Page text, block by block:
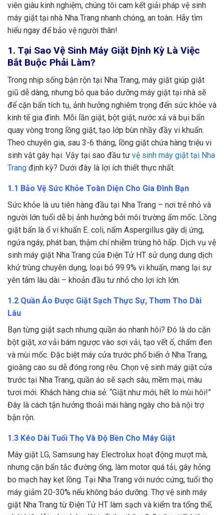
viên giàu kinh nghiệm, chúng tôi cam kết giải pháp vệ sinh
máy giặt tại nhà Nha Trang nhanh chóng, an toàn. Hãy tìm
hiểu ngay để bảo vệ người thân!
1. Tại Sao Vệ Sinh Máy Giặt Định Kỳ Là Việc
Bắt Buộc Phải Làm?
Trong nhịp sống bận rộn tại Nha Trang, máy giặt giúp giặt
giũ dễ dàng, nhưng bỏ qua bảo dưỡng máy giặt tại nhà sẽ
để cặn bẩn tích tụ, ảnh hưởng nghiêm trọng đến sức khỏe và
kinh tế gia đình. Mỗi lần giặt, bột giặt, nước xả và bụi bẩn
quay vòng trong lồng giặt, tạo lớp bùn nhầy đầy vi khuẩn.
Theo chuyên gia, sau 3-6 tháng, lồng giặt chứa hàng triệu vi
sinh vật gây hại. Vậy tại sao đầu tư vệ sinh máy giặt tại Nha
Trang định kỳ? Dưới đây là lợi ích thiết thực nhất.
1.1 Bảo Vệ Sức Khỏe Toàn Diện Cho Gia Đình Bạn
Sức khỏe là ưu tiên hàng đầu tại Nha Trang – nơi trẻ nhỏ và
người lớn tuổi dễ bị ảnh hưởng bởi môi trường ẩm mốc. Lồng
giặt bẩn là ổ vi khuẩn E. coli, nấm Aspergillus gây dị ứng,
ngứa ngáy, phát ban, thậm chí nhiễm trùng hô hấp. Dịch vụ vệ
sinh máy giặt Nha Trang của Điện Tử HT sử dụng dung dịch
khử trùng chuyên dụng, loại bỏ 99.9% vi khuẩn, mang lại sự
yên tâm lâu dài – khoản đầu tư nhỏ cho lợi ích lớn.
1.2 Quần Áo Được Giặt Sạch Thực Sự, Thơm Tho Dài
Lâu
Bạn từng giặt sạch nhưng quần áo nhanh hôi? Đó là do cặn
bột giặt, xơ vải bám ngược vào sợi vải, tạo vết ố, chấm đen
và mùi mốc. Đặc biệt máy cửa trước phổ biến ở Nha Trang,
gioăng cao su dễ đóng rong rêu. Chọn vệ sinh máy giặt cửa
trước tại Nha Trang, quần áo sẽ sạch sâu, mềm mại, màu
tươi mới. Khách hàng chia sẻ: “Giặt như mới, hết lo mùi hôi!”
Đây là cách tận hưởng thoải mái hàng ngày cho bà nội trợ
bận rộn.
1.3 Kéo Dài Tuổi Thọ Và Độ Bền Cho Máy Giặt
Máy giặt LG, Samsung hay Electrolux hoạt động mượt mà,
nhưng cặn bẩn tắc đường ống, làm motor quá tải, gây hỏng
bo mạch hay kẹt lồng. Tại Nha Trang với nước cứng, tuổi thọ
máy giảm 20-30% nếu không bảo dưỡng. Thợ vệ sinh máy
giặt Nha Trang từ Điện Tử HT làm sạch và kiểm tra tổng thể,